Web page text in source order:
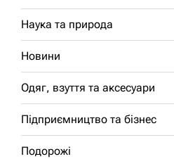
Наука та природа
Новини
Одяг, взуття та аксесуари
Підприємництво та бізнес
Подорожі